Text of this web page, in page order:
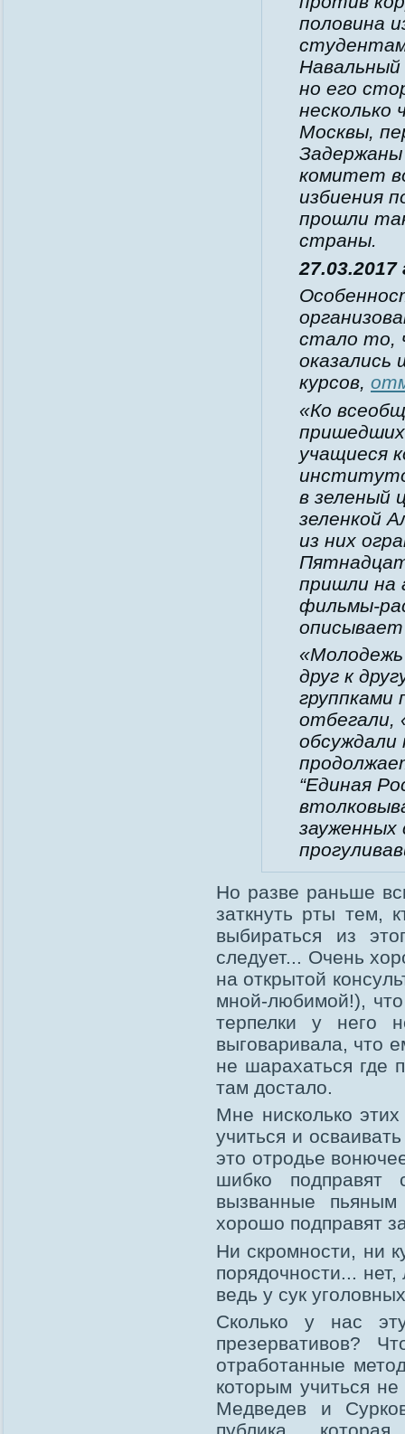
половина
Навальный
но его
несколько
Москвы,
комитет
избиения
прошли
страны.
стало то,
курсов,
«Ко
учащиеся
в зеленый
зеленкой
из них
пришли на
фильмы-
описывает
друг к
группками
отбегали,
“Единая
Но разве раньше
заткнуть рты тем,
выбираться из
следует... Очень
на открытой
мной-любимой!),
терпелки у него
выговаривала, что
не шарахаться где
там достало.
Мне нисколько
учиться и
это отродье
шибко
вызванные пьяным
хорошо подправят
Ни скромности, ни
порядочности...
ведь у сук
Сколько у нас
презервативов?
отработанные
которым учиться
Медведев и